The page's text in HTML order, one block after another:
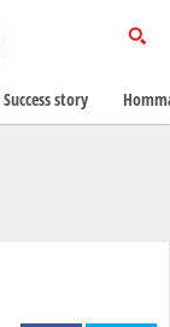
Success story